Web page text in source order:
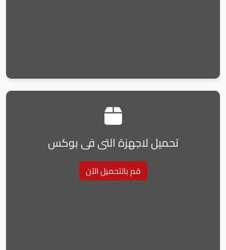
تحميل لاجهزة التى فى بوكس
قم بالتحميل الآن